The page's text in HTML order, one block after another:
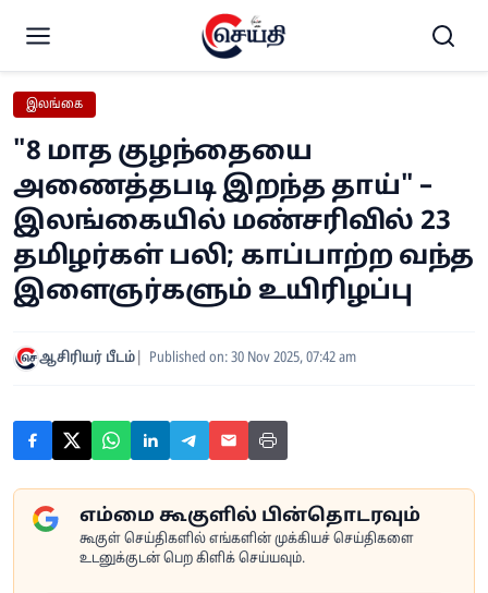
இலங்கை
"8 மாத குழந்தையை
அணைத்தபடி இறந்த தாய்" –
இலங்கையில் மண்சரிவில் 23
தமிழர்கள் பலி; காப்பாற்ற வந்த
இளைஞர்களும் உயிரிழப்பு
ஆசிரியர் பீடம் Published on: 30 Nov 2025, 07:42 am
எம்மை கூகுளில் பின்தொடரவும்
கூகுள் செய்திகளில் எங்களின் முக்கியச் செய்திகளை
உடனுக்குடன் பெற கிளிக் செய்யவும்.